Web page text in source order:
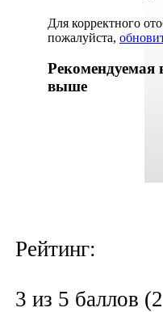
Для корректного
пожалуйста,
Рекомендуемая
выше
Рейтинг:
3 из 5 баллов